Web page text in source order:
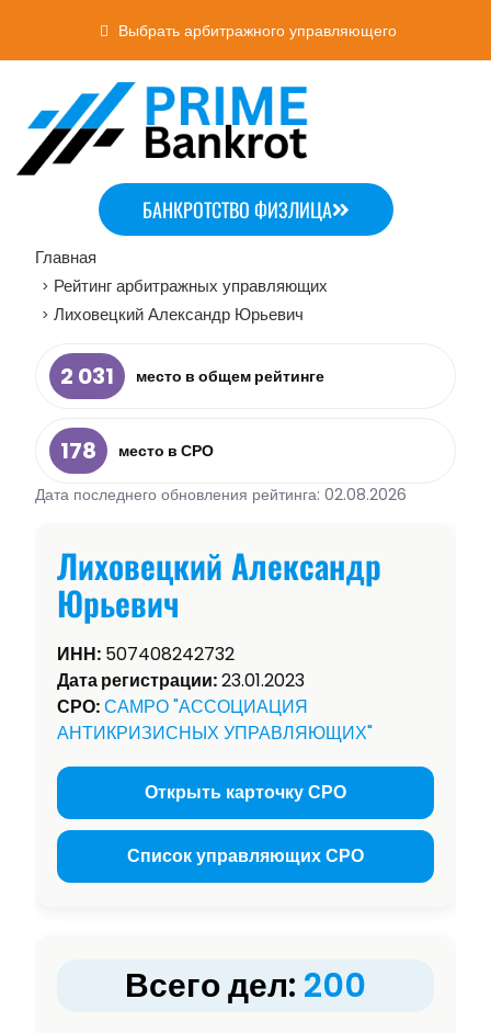
Выбрать арбитражного управляющего
БАНКРОТСТВО ФИЗЛИЦА
Главная
> Рейтинг арбитражных управляющих
> Лиховецкий Александр Юрьевич
2 031 место в общем рейтинге
178
место в СРО
Дата последнего обновления рейтинга: 02.08.2026
Лиховецкий Александр
Юрьевич
ИНН: 507408242732
Дата регистрации:23.01.2023
СРО:САМРО "АССОЦИАЦИЯ
АНТИКРИЗИСНЫХ УПРАВЛЯЮЩИХ"
Открыть карточку СРО
Список управляющих СРО
Всего дел: 200